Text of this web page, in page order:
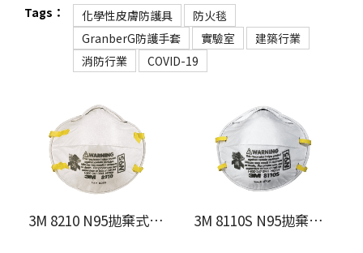
Tags： 化學性皮膚防護具
防火毯
GranberG防護手套
實驗室
建築行業
消防行業
COVID-19
3M 8210 N95拋棄式防塵口罩 3M 8110S N95拋棄式防塵口罩